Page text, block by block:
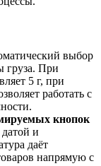
выбор
груза. При
5 г, при
работать с
кнопок
и
даёт
напрямую с